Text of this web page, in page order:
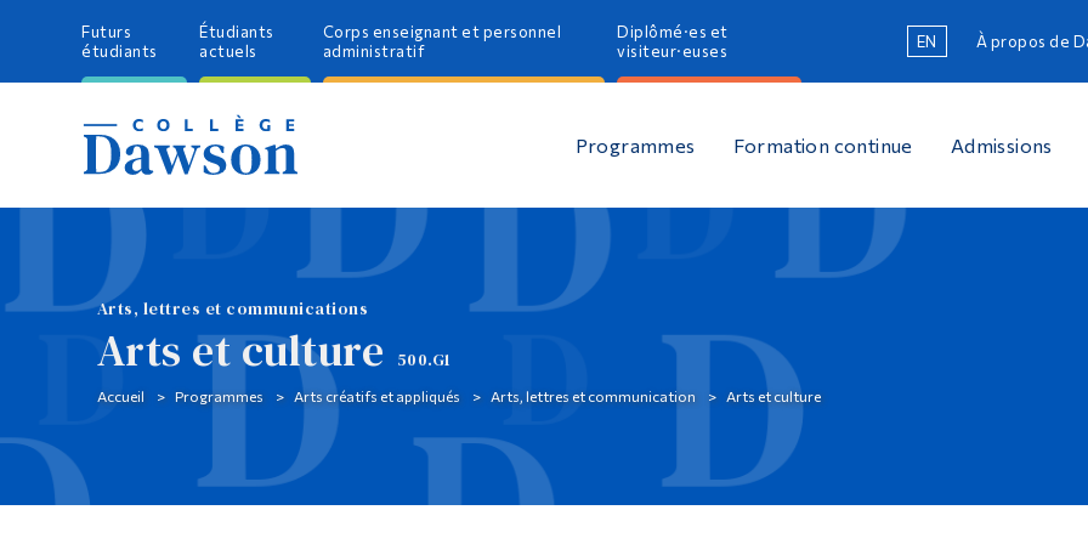
Futurs
étudiants
Étudiants
actuels
Corps enseignant et personnel
administratif
Diplômé·es et
visiteur·euses
EN À propos de
Programmes Formation continue Admissions
Arts, lettres et communications
Arts et culture 500.G1
Accueil Programmes Arts créatifs et appliqués Arts, lettres et communication Arts et culture